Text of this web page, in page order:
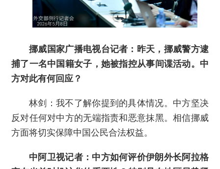
挪威国家广播电视台记者：昨天，挪威警方逮
捕了一名中国籍女子，她被指控从事间谍活动。中
方对此有何回应？
林剑：我不了解你提到的具体情况。中方坚决
反对任何对中方的无端指责和恶意抹黑。相信挪威
方面将切实保障中国公民合法权益。
中阿卫视记者：中方如何评价伊朗外长阿拉格